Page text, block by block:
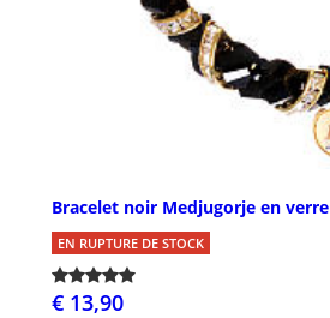
Bracelet noir Medjugorje en verre
EN RUPTURE DE STOCK
€ 13,90